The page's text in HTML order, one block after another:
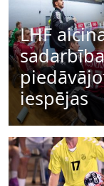
LHF
iespējas